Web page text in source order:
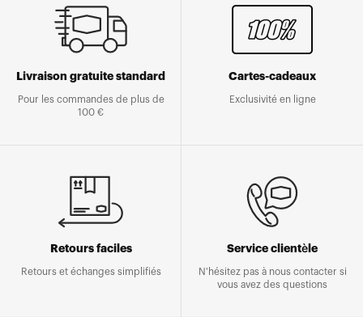
Livraison gratuite standard
Pour les commandes de plus de
100 €
Cartes-cadeaux
Exclusivité en ligne
Retours faciles
Retours et échanges simplifiés
Service clientèle
N'hésitez pas à nous contacter si
vous avez des questions